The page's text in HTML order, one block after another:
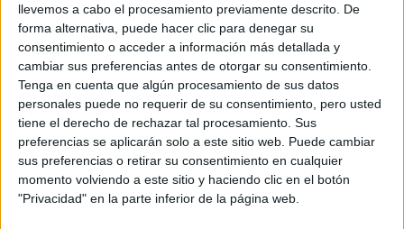
llevemos a cabo el procesamiento previamente descrito. De
forma alternativa, puede hacer clic para denegar su
consentimiento o acceder a información más detallada y
cambiar sus preferencias antes de otorgar su consentimiento.
Tenga en cuenta que algún procesamiento de sus datos
personales puede no requerir de su consentimiento, pero usted
tiene el derecho de rechazar tal procesamiento. Sus
preferencias se aplicarán solo a este sitio web. Puede cambiar
sus preferencias o retirar su consentimiento en cualquier
momento volviendo a este sitio y haciendo clic en el botón
"Privacidad" en la parte inferior de la página web.